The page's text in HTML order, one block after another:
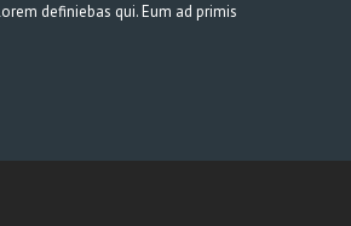
definiebas qui. Eum ad primis